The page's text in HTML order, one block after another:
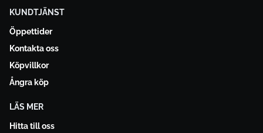
KUNDTJÄNST
Öppettider
Kontakta oss
Köpvillkor
Ångra köp
LÄS MER
Hitta till oss